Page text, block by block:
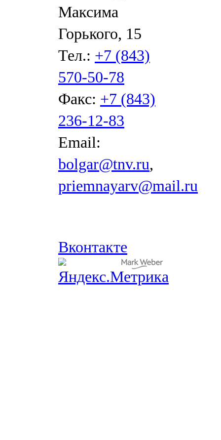
Максима
Горького, 15
Тел.: +7 (843)
570-50-78
Факс: +7 (843)
236-12-83
Email:
bolgar@tnv.ru,
priemnayarv@mail.ru
Вконтакте